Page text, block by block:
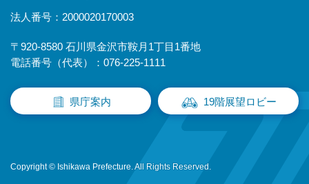
法人番号：2000020170003
〒920-8580 石川県金沢市鞍月1丁目1番地
電話番号（代表）：076-225-1111
県庁案内 19階展望ロビー
Copyright © Ishikawa Prefecture. All Rights Reserved.